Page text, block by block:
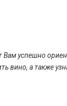
успешно
вино, а также